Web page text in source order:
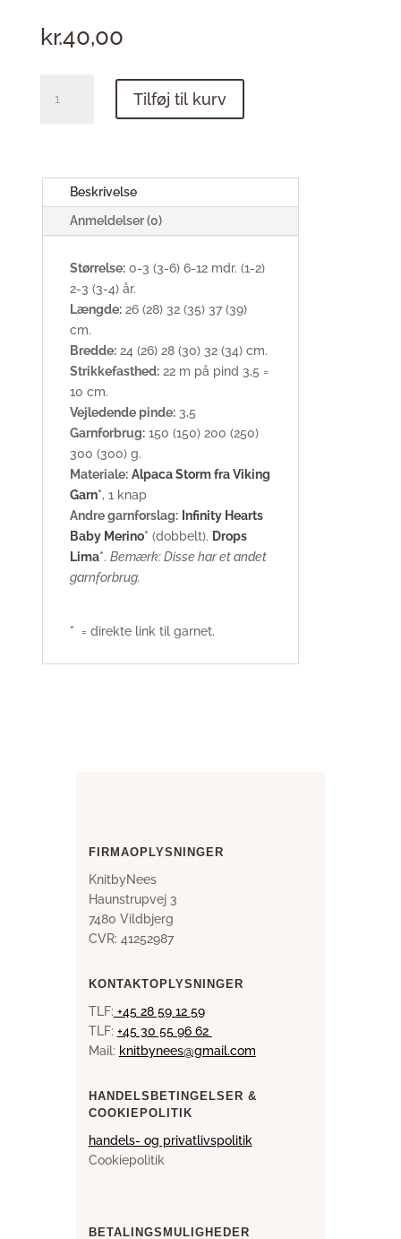
kr.40,00
Blusen
Tilføj til kurv
Beskrivelse
Anmeldelser (0)
Størrelse:0-3 (3-6) 6-12 mdr. (1-2)
2-3 (3-4) år.
Længde:26 (28) 32 (35) 37 (39)
cm.
Bredde:24 (26) 28 (30) 32 (34) cm.
Strikkefasthed:22 m på pind 3,5 =
10 cm.
Vejledende pinde:3,5
Garnforbrug:150 (150) 200 (250)
300 (300) g.
Materiale: Alpaca Storm fra Viking
Garn*, 1 knap
Andre garnforslag: Infinity Hearts
Baby Merino* (dobbelt). Drops
Lima*. Bemærk: Disse har et andet
garnforbrug.
* = direkte link til garnet.
FIRMAOPLYSNINGER
KnitbyNees
Haunstrupvej 3
7480 Vildbjerg
CVR: 41252987
KONTAKTOPLYSNINGER
TLF: +45 28 59 12 59
TLF: +45 30 55 96 62
Mail: knitbynees@gmail.com
HANDELSBETINGELSER &
COOKIEPOLITIK
handels- og privatlivspolitik
Cookiepolitik
BETALINGSMULIGHEDER